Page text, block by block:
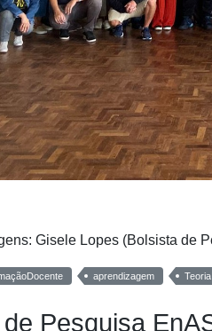
Gisele Lopes (Bolsista de
aprendizagem
Pesquisa